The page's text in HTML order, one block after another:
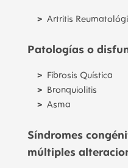
Artritis
Patologías o
Fibrosis Quística
Bronquiolitis
Asma
Síndromes
múltiples